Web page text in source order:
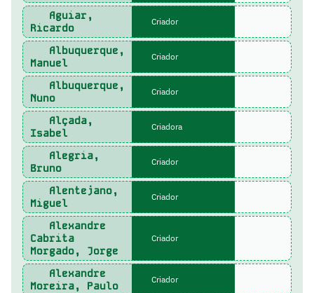
Aguiar,
Ricardo
Criador
Albuquerque,
Manuel
Criador
Albuquerque,
Nuno
Criador
Alçada,
Isabel
Criadora
Alegria,
Bruno
Criador
Alentejano,
Miguel
Criador
Alexandre
Cabrita
Morgado, Jorge
Criador
Alexandre
Moreira, Paulo
Criador